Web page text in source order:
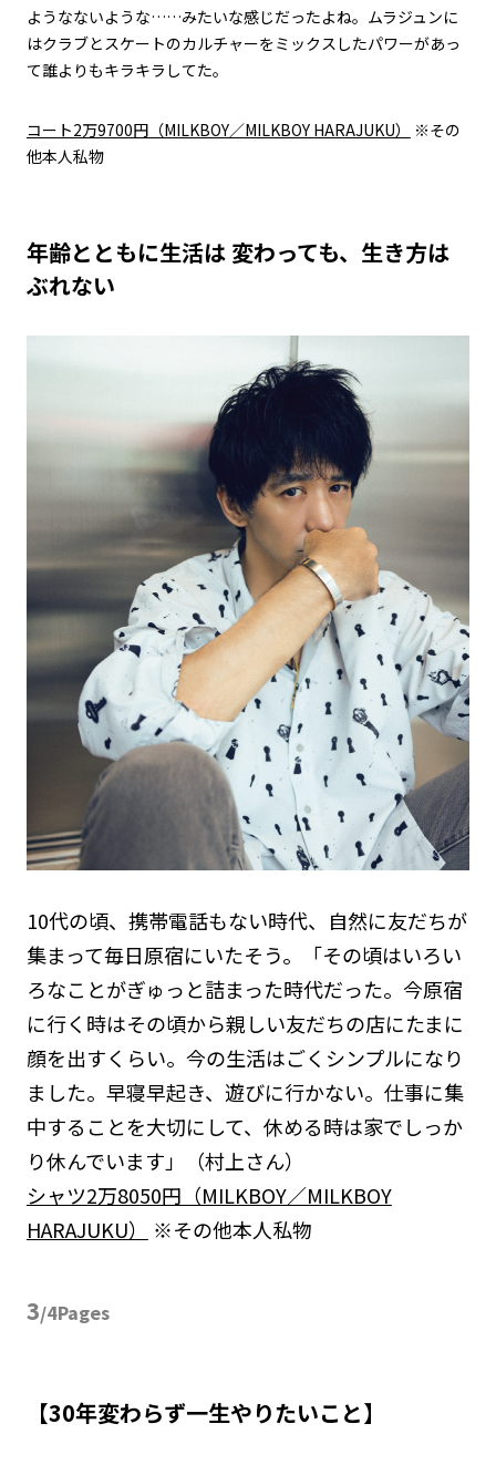
ようなないような……みたいな感じだったよね。ムラジュンに
はクラブとスケートのカルチャーをミックスしたパワーがあっ
て誰よりもキラキラしてた。
コート2万9700円（MILKBOY／MILKBOY HARAJUKU）
※その
他本人私物
年齢とともに生活は 変わっても、生き方は
ぶれない
10代の頃、携帯電話もない時代、自然に友だちが
集まって毎日原宿にいたそう。「その頃はいろい
ろなことがぎゅっと詰まった時代だった。今原宿
に行く時はその頃から親しい友だちの店にたまに
顔を出すくらい。今の生活はごくシンプルになり
ました。早寝早起き、遊びに行かない。仕事に集
中することを大切にして、休める時は家でしっか
り休んでいます」（村上さん）
シャツ2万8050円（MILKBOY／MILKBOY
HARAJUKU）
※その他本人私物
3/4Pages
【30年変わらず一生やりたいこと】